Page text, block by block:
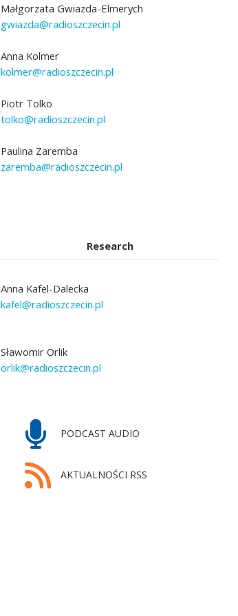
Małgorzata Gwiazda-Elmerych
gwiazda@radioszczecin.pl
Anna Kolmer
kolmer@radioszczecin.pl
Piotr Tolko
tolko@radioszczecin.pl
Paulina Zaremba
zaremba@radioszczecin.pl
Research
Anna Kafel-Dalecka
kafel@radioszczecin.pl
Sławomir Orlik
orlik@radioszczecin.pl
PODCAST AUDIO
AKTUALNOŚCI RSS